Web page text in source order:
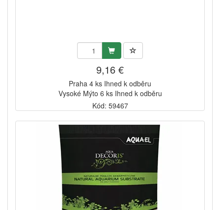
9,16 €
Praha 4 ks Ihned k odběru
Vysoké Mýto 6 ks Ihned k odběru
Kód: 59467